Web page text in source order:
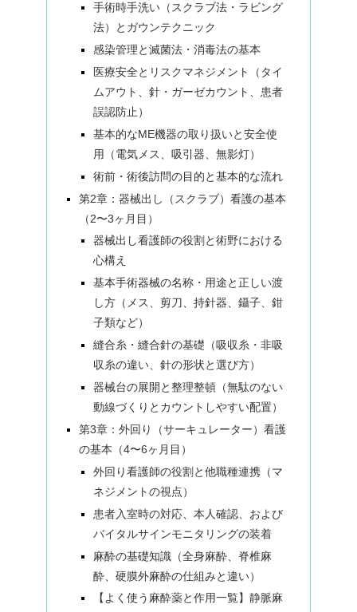
手術時手洗い（スクラブ法・ラビング
法）とガウンテクニック
感染管理と滅菌法・消毒法の基本
医療安全とリスクマネジメント（タイ
ムアウト、針・ガーゼカウント、患者
誤認防止）
基本的なME機器の取り扱いと安全使
用（電気メス、吸引器、無影灯）
術前・術後訪問の目的と基本的な流れ
第2章：器械出し（スクラブ）看護の基本
（2〜3ヶ月目）
器械出し看護師の役割と術野における
心構え
基本手術器械の名称・用途と正しい渡
し方（メス、剪刀、持針器、鑷子、鉗
子類など）
縫合糸・縫合針の基礎（吸収糸・非吸
収糸の違い、針の形状と選び方）
器械台の展開と整理整頓（無駄のない
動線づくりとカウントしやすい配置）
第3章：外回り（サーキュレーター）看護
の基本（4〜6ヶ月目）
外回り看護師の役割と他職種連携（マ
ネジメントの視点）
患者入室時の対応、本人確認、および
バイタルサインモニタリングの装着
麻酔の基礎知識（全身麻酔、脊椎麻
酔、硬膜外麻酔の仕組みと違い）
【よく使う麻酔薬と作用一覧】静脈麻